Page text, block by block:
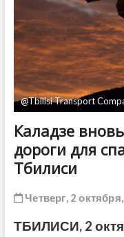
@Tbilisi Transport
Каладзе
дороги для
Тбилиси
Четверг, 2
ТБИЛИСИ, 2